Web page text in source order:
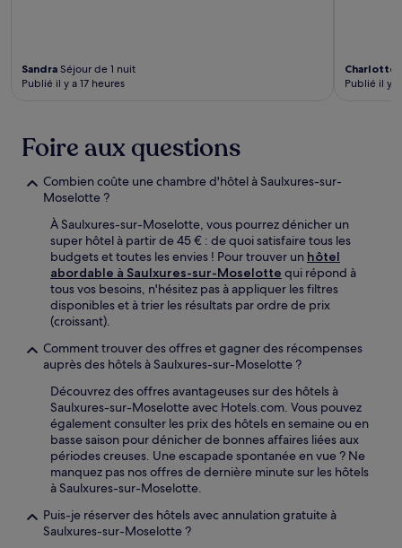
Sandra Séjour de 1 nuit
Publié il y a 17 heures
Charlotte
Publié il y
Foire aux questions
Combien coûte une chambre d'hôtel à Saulxures-sur-
Moselotte ?
À Saulxures-sur-Moselotte, vous pourrez dénicher un
super hôtel à partir de 45 € : de quoi satisfaire tous les
budgets et toutes les envies ! Pour trouver un hôtel
abordable à Saulxures-sur-Moselotte qui répond à
tous vos besoins, n'hésitez pas à appliquer les filtres
disponibles et à trier les résultats par ordre de prix
(croissant).
Comment trouver des offres et gagner des récompenses
auprès des hôtels à Saulxures-sur-Moselotte ?
Découvrez des offres avantageuses sur des hôtels à
Saulxures-sur-Moselotte avec Hotels.com. Vous pouvez
également consulter les prix des hôtels en semaine ou en
basse saison pour dénicher de bonnes affaires liées aux
périodes creuses. Une escapade spontanée en vue ? Ne
manquez pas nos offres de dernière minute sur les hôtels
à Saulxures-sur-Moselotte.
Puis-je réserver des hôtels avec annulation gratuite à
Saulxures-sur-Moselotte ?